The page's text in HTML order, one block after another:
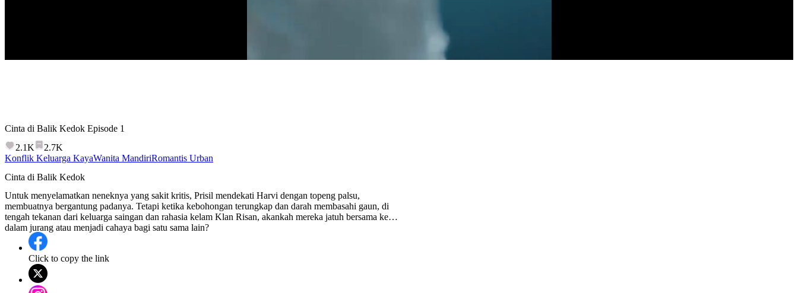
Cinta di Balik Kedok Episode 1
2.1K
2.7K
Konflik Keluarga KayaWanita MandiriRomantis Urban
Cinta di Balik Kedok
Untuk menyelamatkan neneknya yang sakit kritis, Prisil mendekati Harvi dengan topeng palsu,
membuatnya bergantung padanya. Tetapi ketika kebohongan terungkap dan darah membasahi gaun, di
tengah tekanan dari keluarga saingan dan rahasia kelam Klan Risan, akankah mereka jatuh bersama ke
dalam jurang atau menjadi cahaya bagi satu sama lain?
Click to copy the link